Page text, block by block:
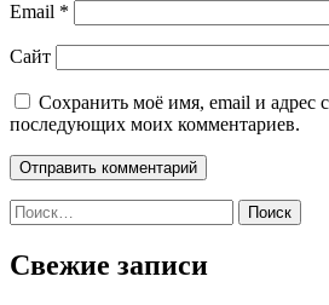
Email *
Сайт
Сохранить моё имя, email и адрес
последующих моих комментариев.
Найти:
Свежие записи